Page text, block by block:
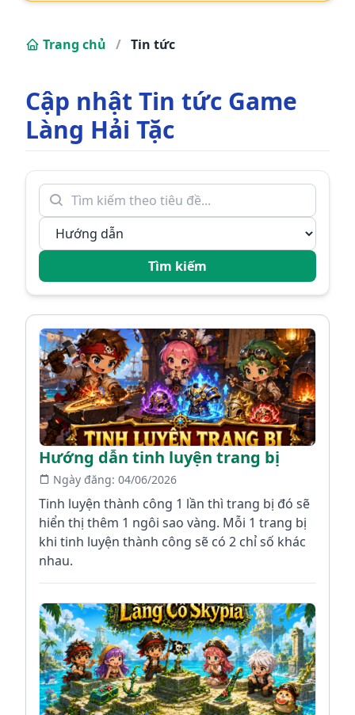
Trang chủ / Tin tức
Cập nhật Tin tức Game
Làng Hải Tặc
Tìm
Tìm kiếm
Hướng dẫn tinh luyện trang bị
Ngày đăng: 04/06/2026
Tinh luyện thành công 1 lần thì trang bị đó sẽ
hiển thị thêm 1 ngôi sao vàng. Mỗi 1 trang bị
khi tinh luyện thành công sẽ có 2 chỉ số khác
nhau.